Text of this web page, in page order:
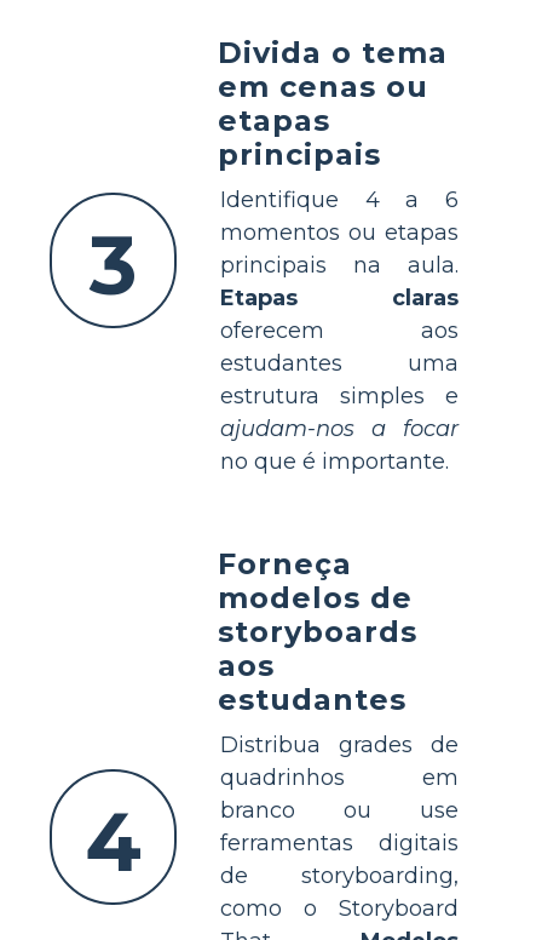
3
Divida o tema
em cenas ou
etapas
principais
Identifique 4 a 6
momentos ou etapas
principais na aula.
Etapas claras
oferecem aos
estudantes uma
estrutura simples e
ajudam-nos a focar
no que é importante.
4
Forneça
modelos de
storyboards
aos
estudantes
Distribua grades de
quadrinhos em
branco ou use
ferramentas digitais
de storyboarding,
como o Storyboard